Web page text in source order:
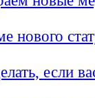
нового